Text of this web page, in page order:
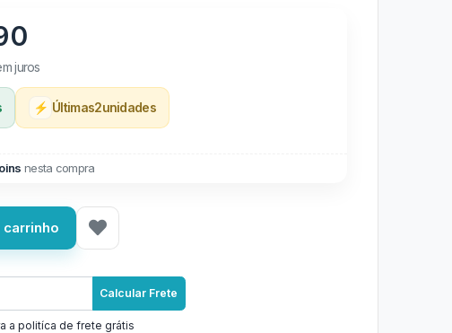
juros
⚡ Últimas2unidades
nesta compra
Calcular Frete
a politíca de frete grátis